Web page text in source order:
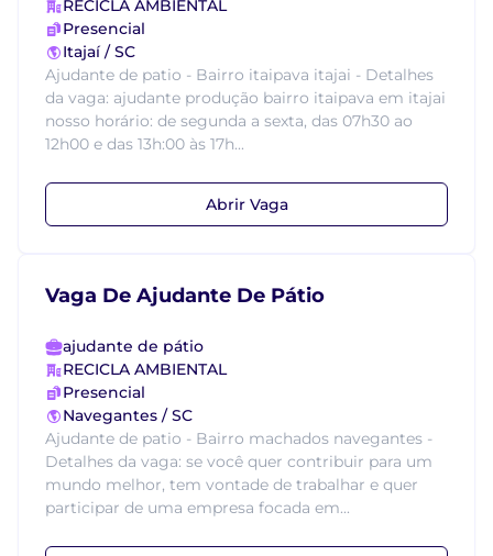
RECICLA AMBIENTAL
Presencial
Itajaí / SC
Ajudante de patio - Bairro itaipava itajai - Detalhes
da vaga: ajudante produção bairro itaipava em itajai
nosso horário: de segunda a sexta, das 07h30 ao
12h00 e das 13h:00 às 17h...
Abrir Vaga
Vaga De Ajudante De Pátio
ajudante de pátio
RECICLA AMBIENTAL
Presencial
Navegantes / SC
Ajudante de patio - Bairro machados navegantes -
Detalhes da vaga: se você quer contribuir para um
mundo melhor, tem vontade de trabalhar e quer
participar de uma empresa focada em...